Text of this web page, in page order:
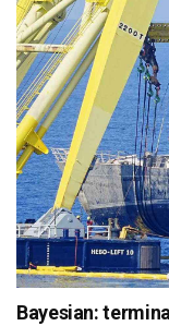
Bayesian: